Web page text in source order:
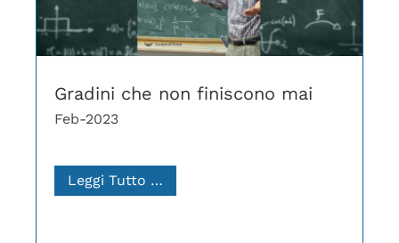
Gradini che non finiscono mai
Feb-2023
Leggi Tutto …